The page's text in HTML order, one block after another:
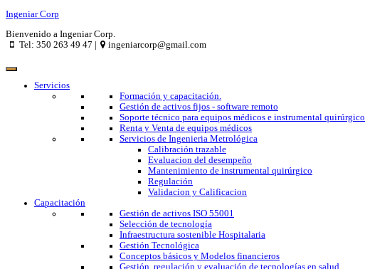
Ingeniar Corp
Bienvenido a Ingeniar Corp.
Tel: 350 263 49 47 |
ingeniarcorp@gmail.com
Servicios
Formación y capacitación.
Gestión de activos fijos - software remoto
Soporte técnico para equipos médicos e instrumental quirúrgico
Renta y Venta de equipos médicos
Servicios de Ingenieria Metrológica
Calibración trazable
Evaluacion del desempeño
Mantenimiento de instrumental quirúrgico
Regulación
Validacion y Calificacion
Capacitación
Gestión de activos ISO 55001
Selección de tecnología
Infraestructura sostenible Hospitalaria
Gestión Tecnológica
Conceptos básicos y Modelos financieros